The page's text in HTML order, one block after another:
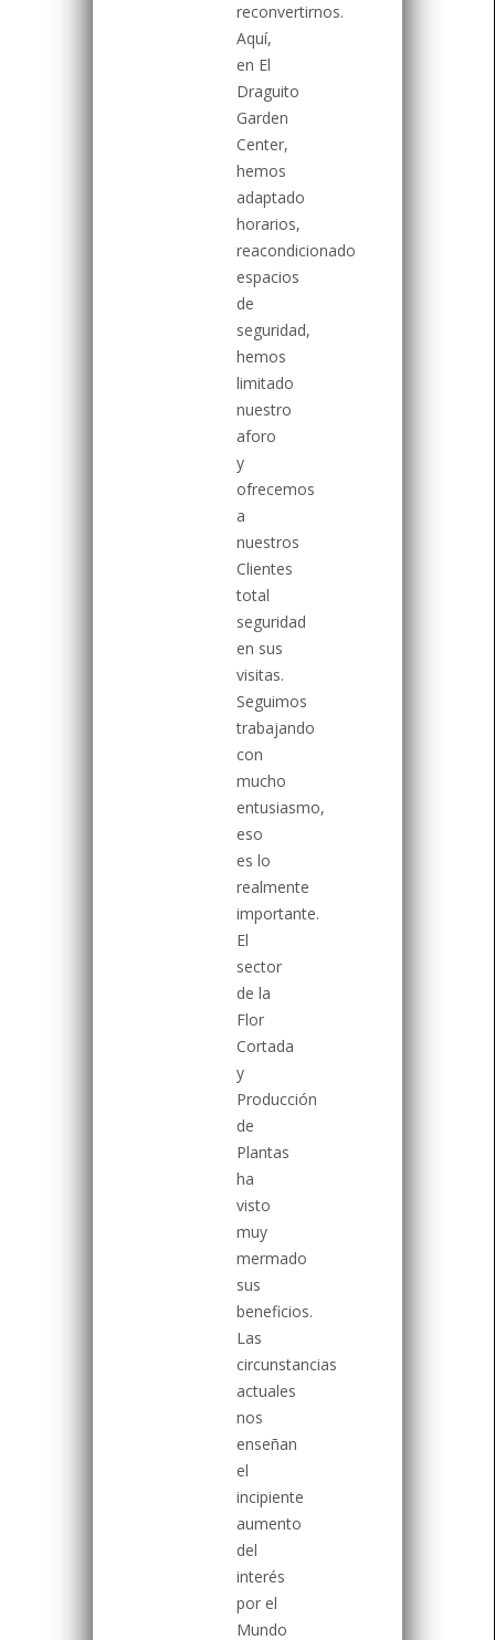
reconvertirnos.
Aquí,
en El
Draguito
Garden
Center,
hemos
adaptado
horarios,
reacondicionado
espacios
de
seguridad,
hemos
limitado
nuestro
aforo
y
ofrecemos
a
nuestros
Clientes
total
seguridad
en sus
visitas.
Seguimos
trabajando
con
mucho
entusiasmo,
eso
es lo
realmente
importante.
El
sector
de la
Flor
Cortada
y
Producción
de
Plantas
ha
visto
muy
mermado
sus
beneficios.
Las
circunstancias
actuales
nos
enseñan
el
incipiente
aumento
del
interés
por el
Mundo